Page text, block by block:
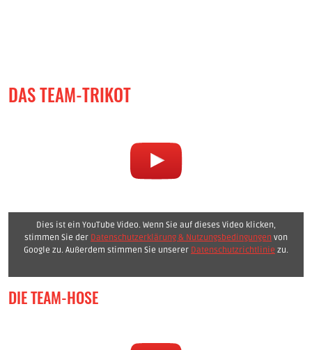
DAS TEAM-TRIKOT
Dies ist ein YouTube Video. Wenn Sie auf dieses Video klicken,
stimmen Sie der Datenschutzerklärung & Nutzungsbedingungen von
Google zu. Außerdem stimmen Sie unserer Datenschutzrichtlinie zu.
DIE TEAM-HOSE